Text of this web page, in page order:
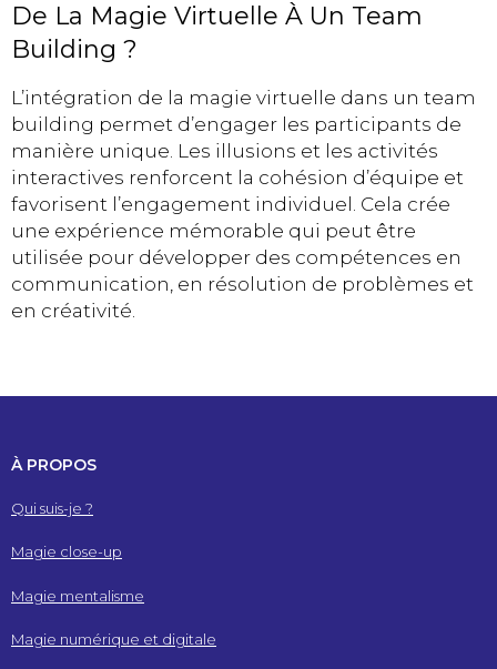
De La Magie Virtuelle À Un Team
Building ?
L’intégration de la magie virtuelle dans un team
building permet d’engager les participants de
manière unique. Les illusions et les activités
interactives renforcent la cohésion d’équipe et
favorisent l’engagement individuel. Cela crée
une expérience mémorable qui peut être
utilisée pour développer des compétences en
communication, en résolution de problèmes et
en créativité.
À PROPOS
Qui suis-je ?
Magie close-up
Magie mentalisme
Magie numérique et digitale